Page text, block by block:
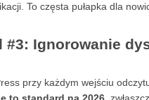
To częsta pułapka dla
#3: Ignorowanie
przy każdym wejściu